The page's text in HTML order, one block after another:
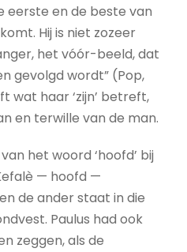
eerste en de beste van
Hij is niet zozeer
het vóór-beeld, dat
gevolgd wordt” (Pop,
wat haar ‘zijn’ betreft,
en terwille van de man.
het woord ‘hoofd’ bij
— hoofd —
de ander staat in die
Paulus had ook
zeggen, als de